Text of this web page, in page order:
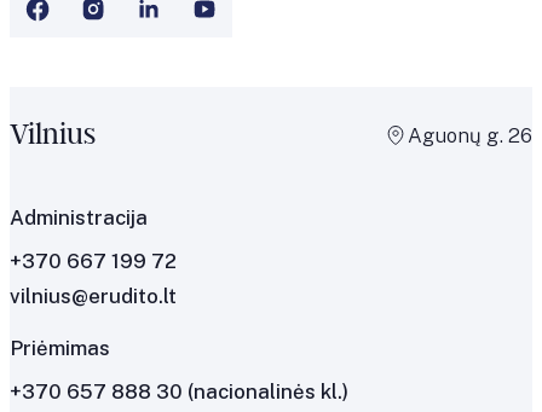
Vilnius Aguonų g. 26
Administracija
+370 667 199 72
vilnius@erudito.lt
Priėmimas
+370 657 888 30 (nacionalinės kl.)